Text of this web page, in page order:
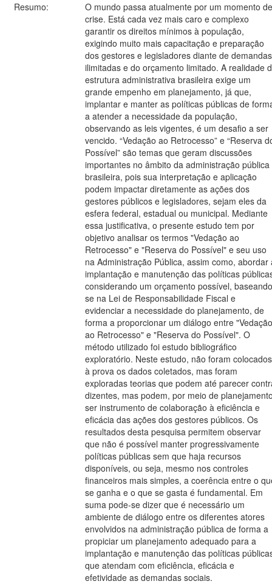
Resumo:
O mundo passa atualmente por um momento de
crise. Está cada vez mais caro e complexo
garantir os direitos mínimos à população,
exigindo muito mais capacitação e preparação
dos gestores e legisladores diante de demandas
ilimitadas e do orçamento limitado. A realidade
estrutura administrativa brasileira exige um
grande empenho em planejamento, já que,
implantar e manter as políticas públicas de
a atender a necessidade da população,
observando as leis vigentes, é um desafio a ser
vencido. “Vedação ao Retrocesso” e “Reserva
Possível” são temas que geram discussões
importantes no âmbito da administração pública
brasileira, pois sua interpretação e aplicação
podem impactar diretamente as ações dos
gestores públicos e legisladores, sejam eles da
esfera federal, estadual ou municipal. Mediante
essa justificativa, o presente estudo tem por
objetivo analisar os termos "Vedação ao
Retrocesso" e "Reserva do Possível" e seu uso
na Administração Pública, assim como, abordar
implantação e manutenção das políticas
considerando um orçamento possível,
se na Lei de Responsabilidade Fiscal e
evidenciar a necessidade do planejamento, de
forma a proporcionar um diálogo entre "Vedação
ao Retrocesso" e "Reserva do Possível". O
método utilizado foi estudo bibliográfico
exploratório. Neste estudo, não foram colocados
à prova os dados coletados, mas foram
exploradas teorias que podem até parecer
dizentes, mas podem, por meio de
ser instrumento de colaboração à eficiência e
eficácia das ações dos gestores públicos. Os
resultados desta pesquisa permitem observar
que não é possível manter progressivamente
políticas públicas sem que haja recursos
disponíveis, ou seja, mesmo nos controles
financeiros mais simples, a coerência entre o
se ganha e o que se gasta é fundamental. Em
suma pode-se dizer que é necessário um
ambiente de diálogo entre os diferentes atores
envolvidos na administração pública de forma a
propiciar um planejamento adequado para a
implantação e manutenção das políticas
que atendam com eficiência, eficácia e
efetividade as demandas sociais.